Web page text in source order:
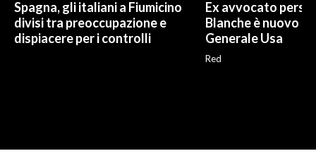
Spagna, gli italiani a Fiumicino
divisi tra preoccupazione e
dispiacere per i controlli
Ex avvocato
Blanche è nuovo
Generale Usa
Red